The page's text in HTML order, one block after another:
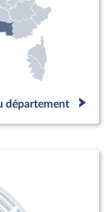
département